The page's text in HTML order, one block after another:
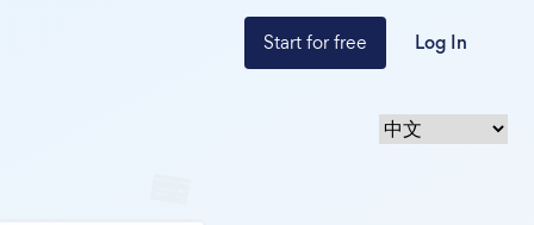
Start for free Log In